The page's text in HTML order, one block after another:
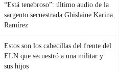
“Está tenebroso”: último audio de la
sargento secuestrada Ghislaine Karina
Ramírez
Estos son los cabecillas del frente del
ELN que secuestró a una militar y
sus hijos